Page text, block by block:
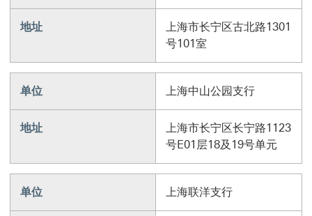
地址
上海市长宁区古北路1301
号101室
单位 上海中山公园支行
地址
上海市长宁区长宁路1123
号E01层18及19号单元
单位 上海联洋支行